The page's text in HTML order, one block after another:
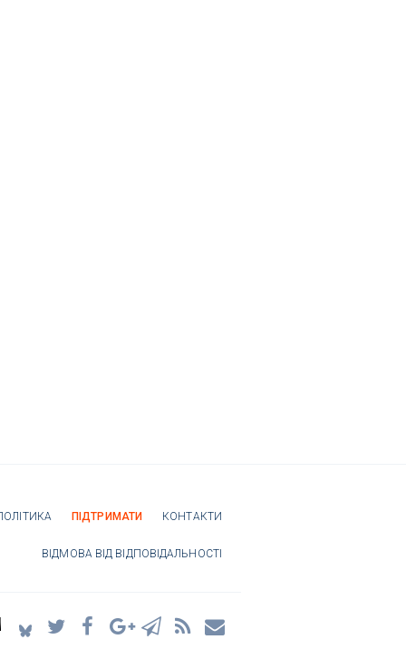
ПІДТРИМАТИ КОНТАКТИ
ВІДМОВА ВІД ВІДПОВІДАЛЬНОСТІ